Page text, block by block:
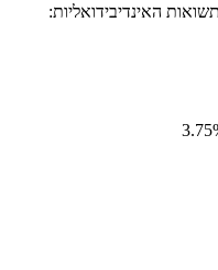
האינדיבידואליות: